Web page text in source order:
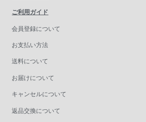
ご利用ガイド
会員登録について
お支払い方法
送料について
お届けについて
キャンセルについて
返品交換について